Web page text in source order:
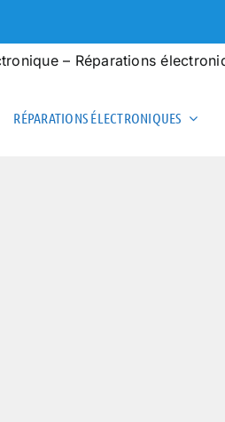
RÉPARATIONS ÉLECTRONIQUES